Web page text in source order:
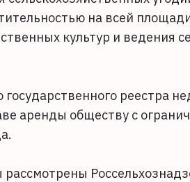
на всей
культур и ведения
государственного реестра
аренды обществу с